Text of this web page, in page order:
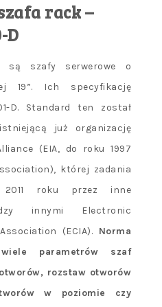
rack –
D
są szafy serwerowe o
19”. Ich specyfikację
D. Standard ten został
już organizację
(EIA, do roku 1997
której zadania
roku przez inne
innymi Electronic
(ECIA). Norma
parametrów szaf
rozstaw otworów
w poziomie czy